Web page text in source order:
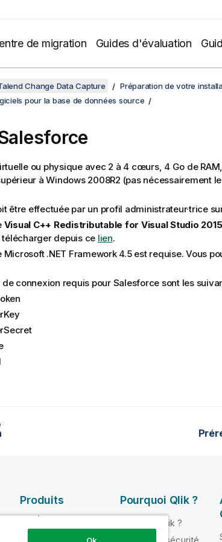
de migration Guides d'évaluation
Change Data Capture
Préparation de votre
pour la base de données source
ou physique avec 2 à 4 cœurs, 4 Go de
à Windows 2008R2 (pas nécessairement
être effectuée par un profil administrateur·trice
Visual C++ Redistributable for Visual Studio
télécharger depuis ce lien.
Microsoft .NET Framework 4.5 est requise. Vous
connexion requis pour Salesforce sont les
Produits
QUALITÉ DE
Pourquoi Qlik ?
Pourquoi Qlik ?
Fiabilité et sécurité